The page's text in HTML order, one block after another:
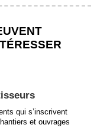
qui s’inscrivent
et ouvrages